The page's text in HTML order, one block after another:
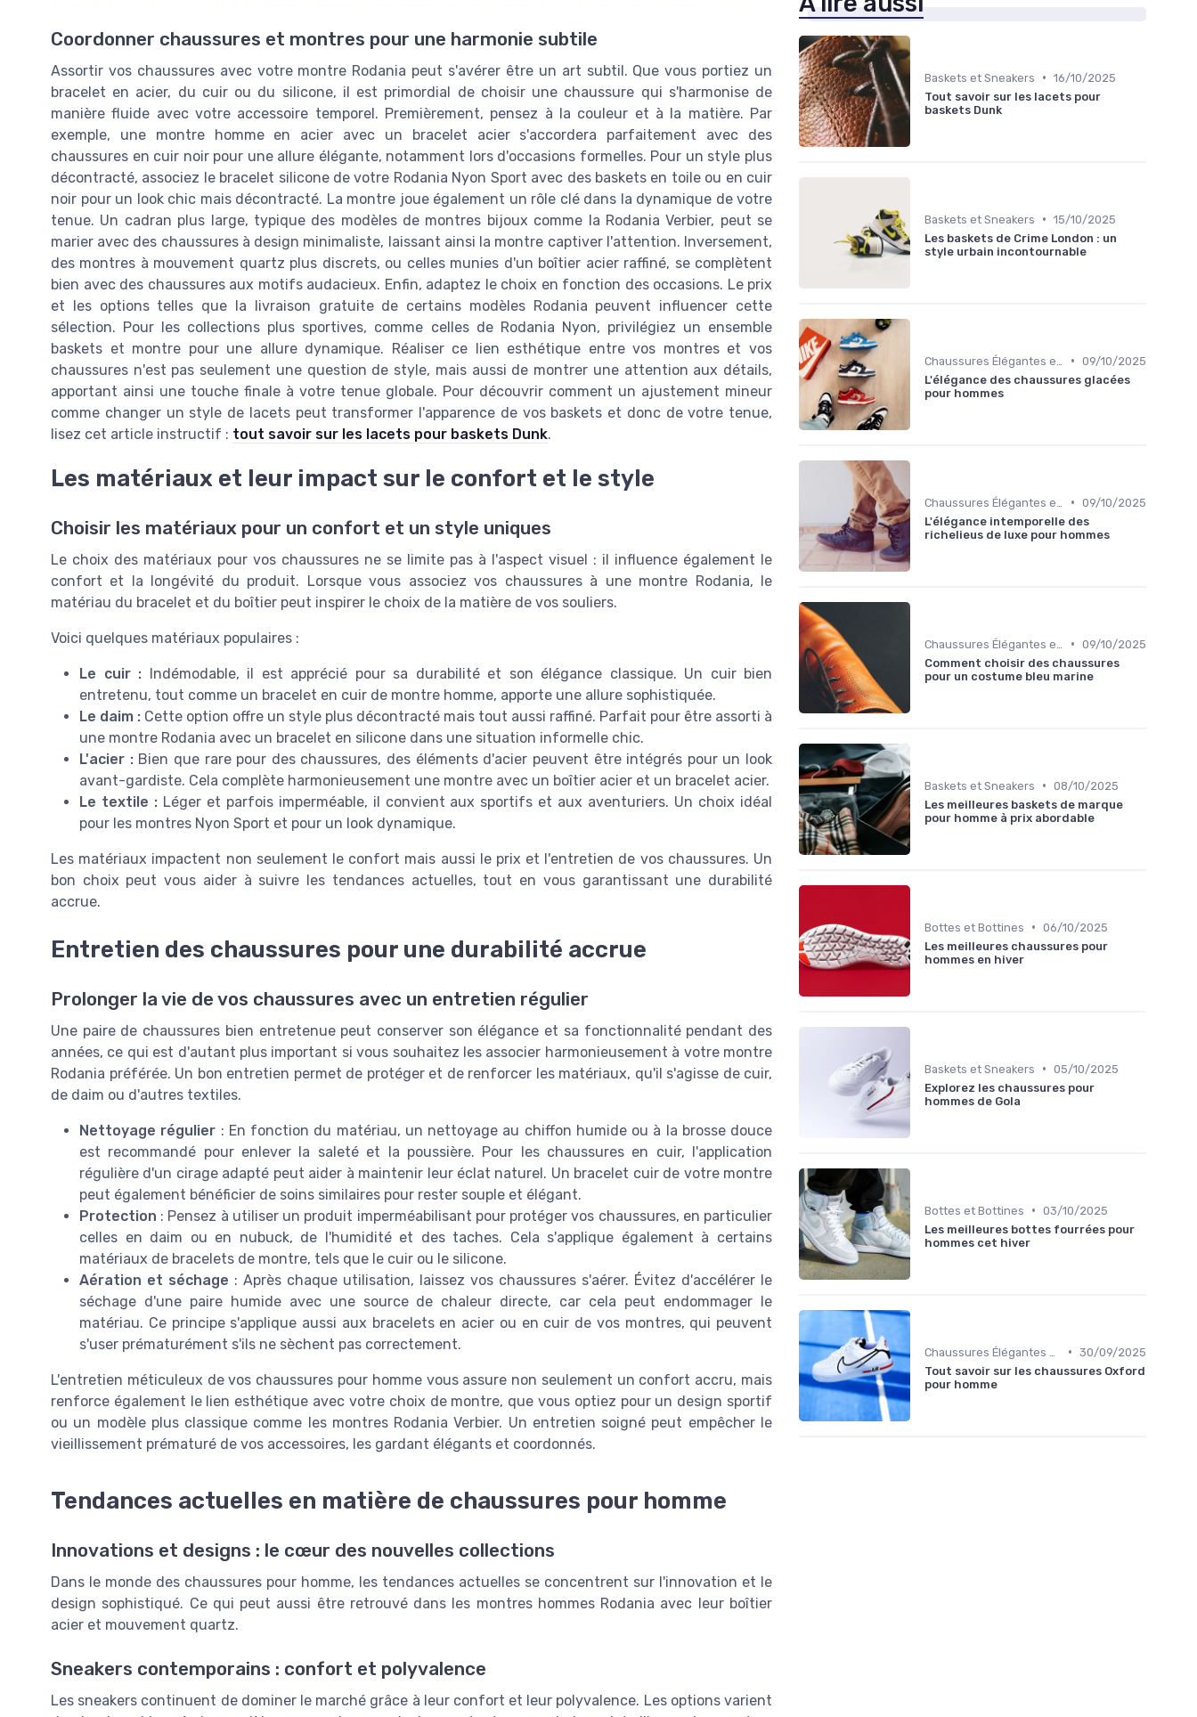
Coordonner chaussures et montres pour une harmonie subtile
Assortir vos chaussures avec votre montre Rodania peut s'avérer être un art subtil. Que vous portiez un
bracelet en acier, du cuir ou du silicone, il est primordial de choisir une chaussure qui s'harmonise de
manière fluide avec votre accessoire temporel. Premièrement, pensez à la couleur et à la matière. Par
exemple, une montre homme en acier avec un bracelet acier s'accordera parfaitement avec des
chaussures en cuir noir pour une allure élégante, notamment lors d'occasions formelles. Pour un style plus
décontracté, associez le bracelet silicone de votre Rodania Nyon Sport avec des baskets en toile ou en cuir
noir pour un look chic mais décontracté. La montre joue également un rôle clé dans la dynamique de votre
tenue. Un cadran plus large, typique des modèles de montres bijoux comme la Rodania Verbier, peut se
marier avec des chaussures à design minimaliste, laissant ainsi la montre captiver l'attention. Inversement,
des montres à mouvement quartz plus discrets, ou celles munies d'un boîtier acier raffiné, se complètent
bien avec des chaussures aux motifs audacieux. Enfin, adaptez le choix en fonction des occasions. Le prix
et les options telles que la livraison gratuite de certains modèles Rodania peuvent influencer cette
sélection. Pour les collections plus sportives, comme celles de Rodania Nyon, privilégiez un ensemble
baskets et montre pour une allure dynamique. Réaliser ce lien esthétique entre vos montres et vos
chaussures n'est pas seulement une question de style, mais aussi de montrer une attention aux détails,
apportant ainsi une touche finale à votre tenue globale. Pour découvrir comment un ajustement mineur
comme changer un style de lacets peut transformer l'apparence de vos baskets et donc de votre tenue,
lisez cet article instructif : tout savoir sur les lacets pour baskets Dunk.
Les matériaux et leur impact sur le confort et le style
Choisir les matériaux pour un confort et un style uniques
Le choix des matériaux pour vos chaussures ne se limite pas à l'aspect visuel : il influence également le
confort et la longévité du produit. Lorsque vous associez vos chaussures à une montre Rodania, le
matériau du bracelet et du boîtier peut inspirer le choix de la matière de vos souliers.
Voici quelques matériaux populaires :
Le cuir : Indémodable, il est apprécié pour sa durabilité et son élégance classique. Un cuir bien
entretenu, tout comme un bracelet en cuir de montre homme, apporte une allure sophistiquée.
Le daim : Cette option offre un style plus décontracté mais tout aussi raffiné. Parfait pour être assorti à
une montre Rodania avec un bracelet en silicone dans une situation informelle chic.
L'acier :Bien que rare pour des chaussures, des éléments d'acier peuvent être intégrés pour un look
avant-gardiste. Cela complète harmonieusement une montre avec un boîtier acier et un bracelet acier.
Le textile :Léger et parfois imperméable, il convient aux sportifs et aux aventuriers. Un choix idéal
pour les montres Nyon Sport et pour un look dynamique.
Les matériaux impactent non seulement le confort mais aussi le prix et l'entretien de vos chaussures. Un
bon choix peut vous aider à suivre les tendances actuelles, tout en vous garantissant une durabilité
accrue.
Entretien des chaussures pour une durabilité accrue
Prolonger la vie de vos chaussures avec un entretien régulier
Une paire de chaussures bien entretenue peut conserver son élégance et sa fonctionnalité pendant des
années, ce qui est d'autant plus important si vous souhaitez les associer harmonieusement à votre montre
Rodania préférée. Un bon entretien permet de protéger et de renforcer les matériaux, qu'il s'agisse de cuir,
de daim ou d'autres textiles.
Nettoyage régulier : En fonction du matériau, un nettoyage au chiffon humide ou à la brosse douce
est recommandé pour enlever la saleté et la poussière. Pour les chaussures en cuir, l'application
régulière d'un cirage adapté peut aider à maintenir leur éclat naturel. Un bracelet cuir de votre montre
peut également bénéficier de soins similaires pour rester souple et élégant.
Protection : Pensez à utiliser un produit imperméabilisant pour protéger vos chaussures, en particulier
celles en daim ou en nubuck, de l'humidité et des taches. Cela s'applique également à certains
matériaux de bracelets de montre, tels que le cuir ou le silicone.
Aération et séchage : Après chaque utilisation, laissez vos chaussures s'aérer. Évitez d'accélérer le
séchage d'une paire humide avec une source de chaleur directe, car cela peut endommager le
matériau. Ce principe s'applique aussi aux bracelets en acier ou en cuir de vos montres, qui peuvent
s'user prématurément s'ils ne sèchent pas correctement.
L'entretien méticuleux de vos chaussures pour homme vous assure non seulement un confort accru, mais
renforce également le lien esthétique avec votre choix de montre, que vous optiez pour un design sportif
ou un modèle plus classique comme les montres Rodania Verbier. Un entretien soigné peut empêcher le
vieillissement prématuré de vos accessoires, les gardant élégants et coordonnés.
Tendances actuelles en matière de chaussures pour homme
Innovations et designs : le cœur des nouvelles collections
Dans le monde des chaussures pour homme, les tendances actuelles se concentrent sur l'innovation et le
design sophistiqué. Ce qui peut aussi être retrouvé dans les montres hommes Rodania avec leur boîtier
acier et mouvement quartz.
Sneakers contemporains : confort et polyvalence
Les sneakers continuent de dominer le marché grâce à leur confort et leur polyvalence. Les options varient
Baskets et Sneakers • 16/10/2025
Tout savoir sur les lacets pour
baskets Dunk
Baskets et Sneakers • 15/10/2025
Les baskets de Crime London : un
style urbain incontournable
• 09/10/2025
L'élégance des chaussures glacées
pour hommes
• 09/10/2025
L'élégance intemporelle des
richelieus de luxe pour hommes
• 09/10/2025
Comment choisir des chaussures
pour un costume bleu marine
Baskets et Sneakers • 08/10/2025
Les meilleures baskets de marque
pour homme à prix abordable
Bottes et Bottines • 06/10/2025
Les meilleures chaussures pour
hommes en hiver
Baskets et Sneakers • 05/10/2025
Explorez les chaussures pour
hommes de Gola
Bottes et Bottines • 03/10/2025
Les meilleures bottes fourrées pour
hommes cet hiver
• 30/09/2025
Tout savoir sur les chaussures Oxford
pour homme